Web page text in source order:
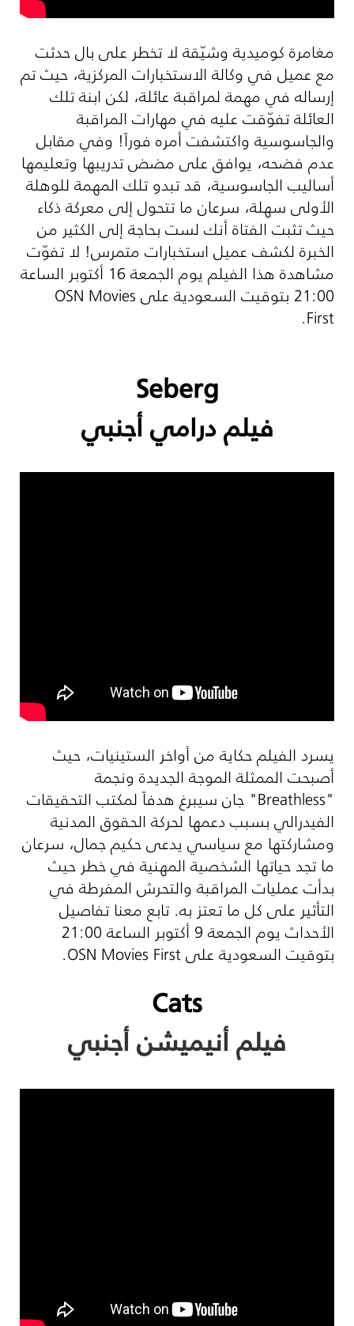
مغامرة كوميدية وشيّقة لا تخطر على بال حدثت
مع عميل في وكالة الاستخبارات المركزية، حيث تم
إرساله في مهمة لمراقبة عائلة، لكن ابنة تلك
العائلة تفوّقت عليه في مهارات المراقبة
والجاسوسية واكتشفت أمره فوراً! وفي مقابل
عدم فضحه، يوافق على مضض تدريبها وتعليمها
أساليب الجاسوسية، قد تبدو تلك المهمة للوهلة
الأولى سهلة، سرعان ما تتحول إلى معركة ذكاء
حيث تثبت الفتاة أنك لست بحاجة إلى الكثير من
الخبرة لكشف عميل استخبارات متمرس! لا تفوّت
مشاهدة هذا الفيلم يوم الجمعة 16 أكتوبر الساعة
21:00 بتوقيت السعودية على OSN Movies
First
.
Seberg
فيلم درامي أجنبي
يسرد الفيلم حكاية من أواخر الستينيات، حيث
أصبحت الممثلة الموجة الجديدة ونجمة
"
Breathless" جان سيبرغ هدفاً لمكتب التحقيقات
الفيدرالي بسبب دعمها لحركة الحقوق المدنية
ومشاركتها مع سياسي يدعى حكيم جمال، سرعان
ما تجد حياتها الشخصية المهنية في خطر حيث
بدأت عمليات المراقبة والتحرش المفرطة في
التأثير على كل ما تعتز به. تابع معنا تفاصيل
الأحداث يوم الجمعة 9 أكتوبر الساعة 21:00
بتوقيت السعودية علىOSN Movies First
.
Cats
فيلم أنيميشن أجنبي